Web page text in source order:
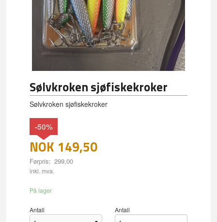
Sølvkroken sjøfiskekroker
Sølvkroken sjøfiskekroker
NOK 149,50
Førpris: 299,00
Rabatt
-50%
inkl. mva.
På lager
Antall Antall